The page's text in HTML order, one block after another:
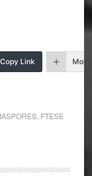
Copy Link More
, FTESE